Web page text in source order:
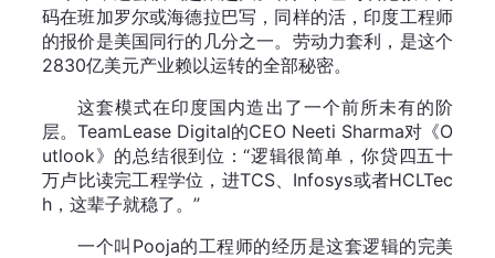
码在班加罗尔或海德拉巴写，同样的活，印度工程师
的报价是美国同行的几分之一。劳动力套利，是这个
2830亿美元产业赖以运转的全部秘密。
这套模式在印度国内造出了一个前所未有的阶
层。TeamLease Digital的CEO Neeti Sharma对《O
utlook》的总结很到位：“逻辑很简单，你贷四五十
万卢比读完工程学位，进TCS、Infosys或者HCLTec
h，这辈子就稳了。”
一个叫Pooja的工程师的经历是这套逻辑的完美